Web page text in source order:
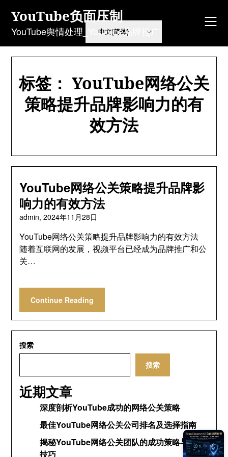
content
YouTube负面压制
YouTube舆情处理_YouTube品牌推广
标签： YouTube网络公关
策略提升品牌影响力的有
效方法
YouTube网络公关策略提升品牌影
响力的有效方法
admin,2024年11月28日
YouTube网络公关策略提升品牌影响力的有效方法
随着互联网的发展，视频平台已经成为品牌推广和公
关…
Continue Reading
搜索
搜索
近期文章
深度剖析YouTube成功的网络公关策略
最佳YouTube网络公关公司排名及选择指南
揭秘YouTube网络公关团队的成功策略与运营
技巧